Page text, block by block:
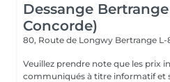
Dessange
Concorde)
80, Route de Longwy Bertrange
Veuillez prendre note que les prix
communiqués à titre informatif et